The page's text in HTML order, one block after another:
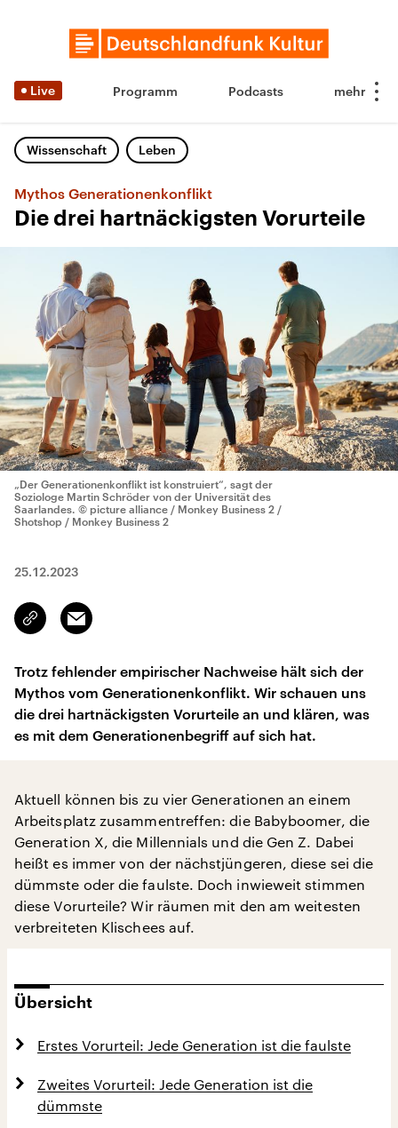
Live Programm Podcasts
Wissenschaft Leben
Mythos Generationenkonflikt
Die drei hartnäckigsten Vorurteile
„Der Generationenkonflikt ist konstruiert“, sagt der
Soziologe Martin Schröder von der Universität des
Saarlandes. © picture alliance / Monkey Business 2 /
Shotshop / Monkey Business 2
25.12.2023
Link
kopieren/teilen
Email
Trotz fehlender empirischer Nachweise hält sich der
Mythos vom Generationenkonflikt. Wir schauen uns
die drei hartnäckigsten Vorurteile an und klären, was
es mit dem Generationenbegriff auf sich hat.
Aktuell können bis zu vier Generationen an einem
Arbeitsplatz zusammentreffen: die Babyboomer, die
Generation X, die Millennials und die Gen Z. Dabei
heißt es immer von der nächstjüngeren, diese sei die
dümmste oder die faulste. Doch inwieweit stimmen
diese Vorurteile? Wir räumen mit den am weitesten
verbreiteten Klischees auf.
Übersicht
Erstes Vorurteil: Jede Generation ist die faulste
Zweites Vorurteil: Jede Generation ist die
dümmste